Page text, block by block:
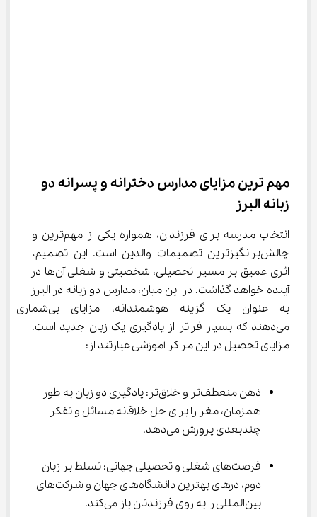
مهم ترین مزایای مدارس دخترانه و پسرانه دو
زبانه البرز
انتخاب مدرسه برای فرزندان، همواره یکی از مهم‌ترین و
چالش‌برانگیزترین تصمیمات والدین است. این تصمیم،
اثری عمیق بر مسیر تحصیلی، شخصیتی و شغلی آن‌ها در
آینده خواهد گذاشت. در این میان، مدارس دو زبانه در البرز
به عنوان یک گزینه هوشمندانه،
می‌دهند که بسیار فراتر از یادگیری یک زبان جدید است.
مزایای تحصیل در این مراکز آموزشی عبارتند از:
ذهن منعطف‌تر و خلاق‌تر: یادگیری دو زبان به طور
همزمان، مغز را برای حل خلاقانه مسائل و تفکر
چندبعدی پرورش می‌دهد.
فرصت‌های شغلی و تحصیلی جهانی: تسلط بر زبان
دوم، درهای بهترین دانشگاه‌های جهان و شرکت‌های
بین‌المللی را به روی فرزندتان باز می‌کند.